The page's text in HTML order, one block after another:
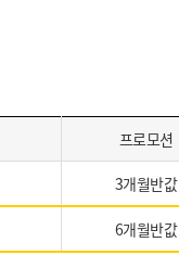
프로모션
3개월반값
6개월반값